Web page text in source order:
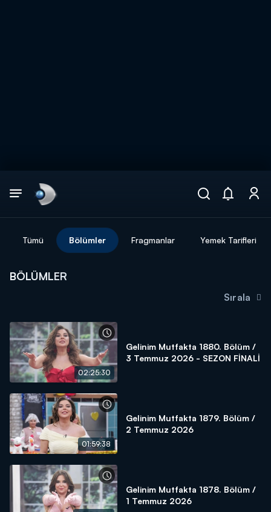
DİĞER SONUÇLAR
Tümü Bölümler Fragmanlar Yemek Tarifleri
BÖLÜMLER
Sırala
02:25:30
Gelinim Mutfakta 1880. Bölüm /
3 Temmuz 2026 - SEZON FİNALİ
01:59:38
Gelinim Mutfakta 1879. Bölüm /
2 Temmuz 2026
Gelinim Mutfakta 1878. Bölüm /
1 Temmuz 2026